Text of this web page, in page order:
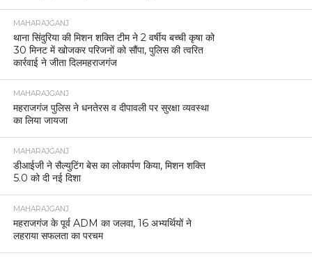
MAHARAJGANJ
थाना सिंदुरिया की मिशन शक्ति टीम ने 2 वर्षीय बच्ची कृषा को
30 मिनट में खोजकर परिजनों को सौंपा, पुलिस की त्वरित
कार्रवाई ने जीता दिलमहराजगंज
MAHARAJGANJ
महराजगंज पुलिस ने धनतेरस व दीपावली पर सुरक्षा व्यवस्था
का लिया जायजा
MAHARAJGANJ
डीआईजी ने सैल्युटिंग बेस का लोकार्पण किया, मिशन शक्ति
5.0 को दी नई दिशा
MAHARAJGANJ
महराजगंज के पूर्व ADM का जलवा, 16 अभ्यर्थियों ने
लहराया सफलता का परचम